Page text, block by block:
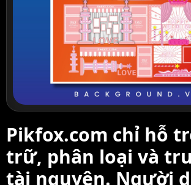
Pikfox.com chỉ hỗ
trữ, phân loại và
tài nguyên. Người